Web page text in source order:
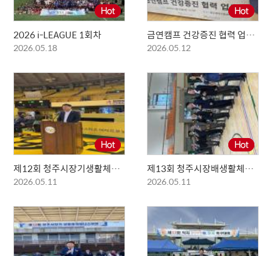
2026 i-LEAGUE 1회차
2026.05.18
금연캠프 건강증진 협력 업무협약식
2026.05.12
제12회 청주시장기생활체육농구대회
2026.05.11
제13회 청주시장배생활체육미스터청주선발대회
2026.05.11